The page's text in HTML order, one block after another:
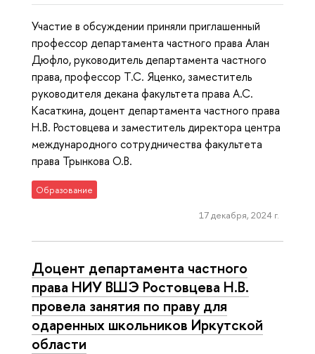
Участие в обсуждении приняли приглашенный
профессор департамента частного права Алан
Дюфло, руководитель департамента частного
права, профессор Т.С. Яценко, заместитель
руководителя декана факультета права А.С.
Касаткина, доцент департамента частного права
Н.В. Ростовцева и заместитель директора центра
международного сотрудничества факультета
права Трынкова О.В.
Образование
17 декабря, 2024 г.
Доцент департамента частного
права НИУ ВШЭ Ростовцева Н.В.
провела занятия по праву для
одаренных школьников Иркутской
области